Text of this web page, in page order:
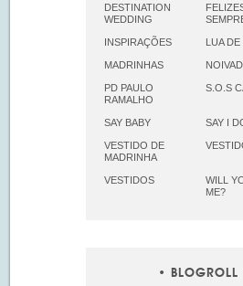
DESTINATION
WEDDING
INSPIRAÇÕES LUA DE
MADRINHAS
PD PAULO
RAMALHO
S.O.S
SAY BABY SAY I
VESTIDO DE
MADRINHA
VESTIDOS
WILL
ME?
BLOGROLL